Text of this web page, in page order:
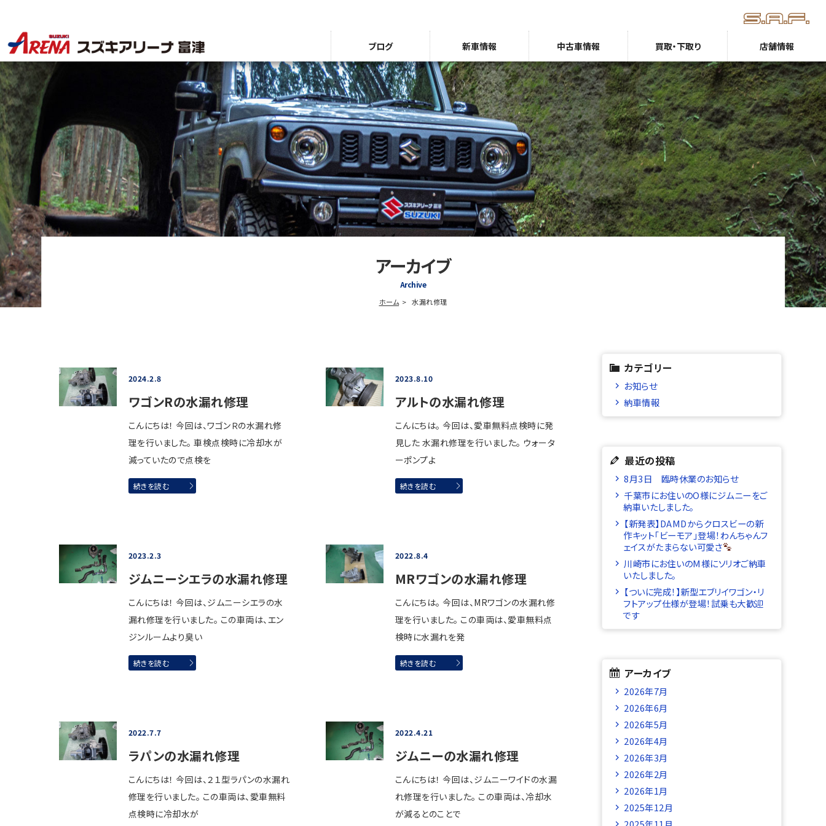
ブログ 新車情報 中古車情報 買取・下取り 店舗情報
アーカイブ
Archive
ホーム 水漏れ修理
2024.2.8
ワゴンRの水漏れ修理
こんにちは！ 今回は、ワゴンＲの水漏れ修
理を行いました。 車検点検時に冷却水が
減っていたので点検を
続きを読む
2023.8.10
アルトの水漏れ修理
こんにちは。 今回は、愛車無料点検時に発
見した 水漏れ修理を行いました。 ウォータ
ーポンプよ
続きを読む
2023.2.3
ジムニーシエラの水漏れ修理
こんにちは！ 今回は、ジムニーシエラの水
漏れ修理を行いました。 この車両は、エン
ジンルームより臭い
続きを読む
2022.8.4
MRワゴンの水漏れ修理
こんにちは。 今回は、MRワゴンの水漏れ修
理を行いました。 この車両は、愛車無料点
検時に水漏れを発
続きを読む
2022.7.7
ラパンの水漏れ修理
こんにちは！ 今回は、２１型ラパンの水漏れ
修理を行いました。 この車両は、愛車無料
点検時に冷却水が
2022.4.21
ジムニーの水漏れ修理
こんにちは！ 今回は、ジムニーワイドの水漏
れ修理を行いました。 この車両は、冷却水
が減るとのことで
カテゴリー
お知らせ
納車情報
最近の投稿
8月3日 臨時休業のお知らせ
千葉市にお住いのO様にジムニーをご
納車いたしました。
【新発表】DAMDからクロスビーの新
作キット「ビーモア」登場！わんちゃんフ
ェイスがたまらない可愛さ
川崎市にお住いのM様にソリオご納車
いたしました。
【ついに完成！】新型エブリイワゴン・リ
フトアップ仕様が登場！試乗も大歓迎
です
アーカイブ
2026年7月
2026年6月
2026年5月
2026年4月
2026年3月
2026年2月
2026年1月
2025年12月